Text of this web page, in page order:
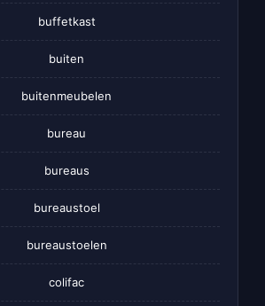
buffetkast
buiten
buitenmeubelen
bureau
bureaus
bureaustoel
bureaustoelen
colifac